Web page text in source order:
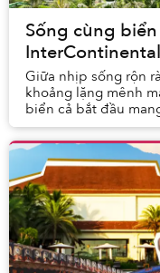
Sống cùng
Giữa nhịp sống rộn
khoảng lặng mênh
biển cả bắt đầu